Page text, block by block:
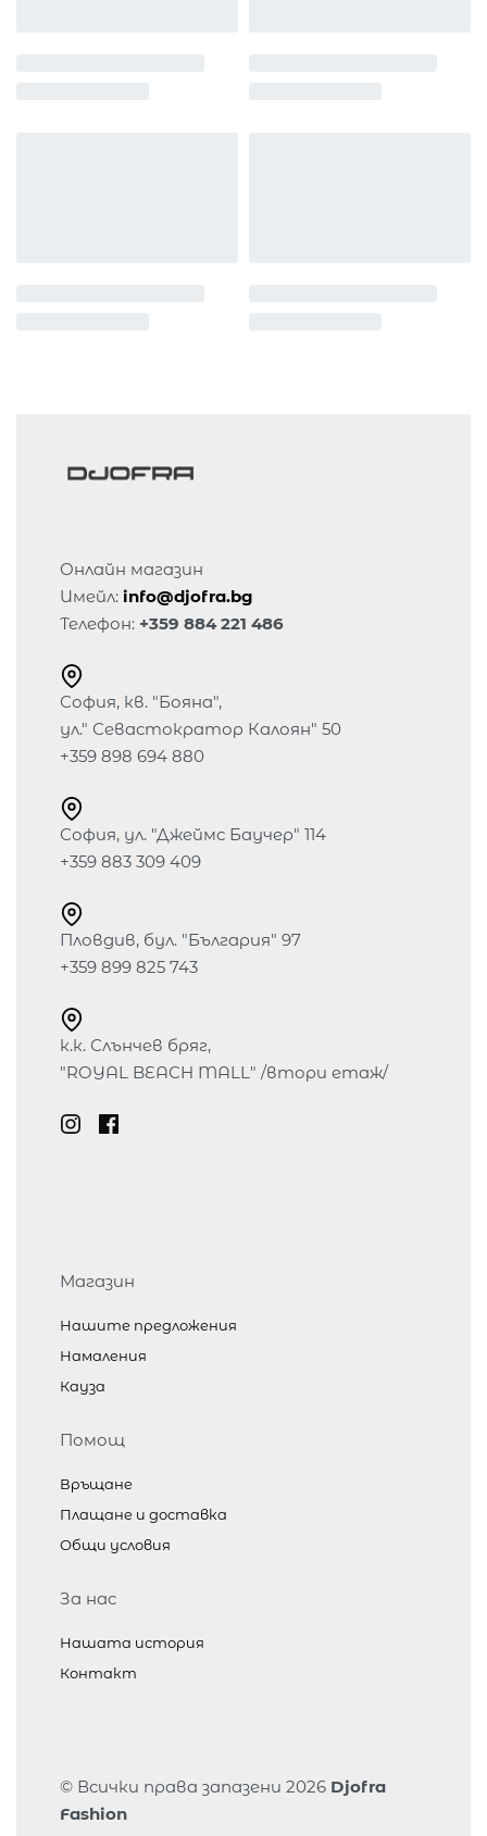
Онлайн магазин
Имейл: info@djofra.bg
Телефон: +359 884 221 486
София, кв. "Бояна",
ул." Севастократор Калоян" 50
+359 898 694 880
София, ул. "Джеймс Баучер" 114
+359 883 309 409
Пловдив, бул. "България" 97
+359 899 825 743
к.к. Слънчев бряг,
"ROYAL BEACH MALL" /втори етаж/
Магазин
Нашите предложения
Намаления
Кауза
Помощ
Връщане
Плащане и доставка
Общи условия
За нас
Нашата история
Контакт
© Всички права запазени 2026 Djofra
Fashion